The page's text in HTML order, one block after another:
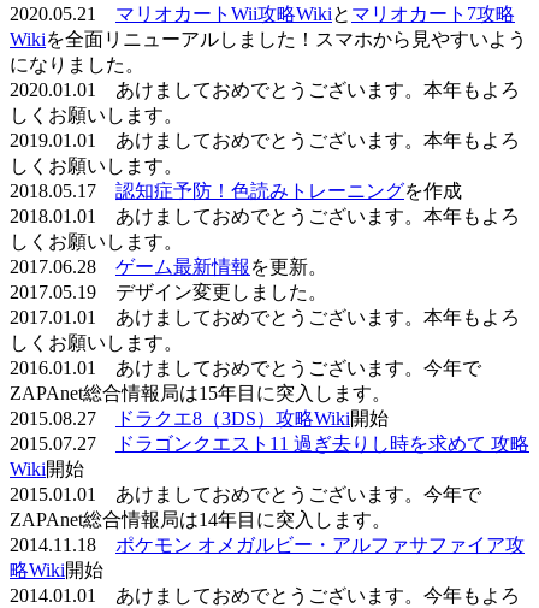
2020.05.21 マリオカートWii攻略Wikiと マリオカート7攻略
Wikiを全面リニューアルしました！スマホから見やすいよう
になりました。
2020.01.01 あけましておめでとうございます。本年もよろ
しくお願いします。
2019.01.01 あけましておめでとうございます。本年もよろ
しくお願いします。
2018.05.17 認知症予防！色読みトレーニングを作成
2018.01.01 あけましておめでとうございます。本年もよろ
しくお願いします。
2017.06.28 ゲーム最新情報 を更新。
2017.05.19 デザイン変更しました。
2017.01.01 あけましておめでとうございます。本年もよろ
しくお願いします。
2016.01.01 あけましておめでとうございます。今年で
ZAPAnet総合情報局は15年目に突入します。
2015.08.27
ドラクエ8（3DS）攻略Wiki開始
2015.07.27
ドラゴンクエスト11 過ぎ去りし時を求めて 攻略
Wiki開始
2015.01.01 あけましておめでとうございます。今年で
ZAPAnet総合情報局は14年目に突入します。
2014.11.18 ポケモン オメガルビー・アルファサファイア攻
略Wiki開始
2014.01.01 あけましておめでとうございます。今年もよろ